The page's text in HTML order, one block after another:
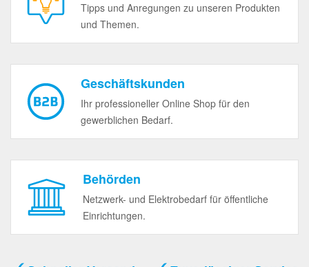
Tipps und Anregungen zu unseren Produkten
und Themen.
Geschäftskunden
Ihr professioneller Online Shop für den
gewerblichen Bedarf.
Behörden
Netzwerk- und Elektrobedarf für öffentliche
Einrichtungen.